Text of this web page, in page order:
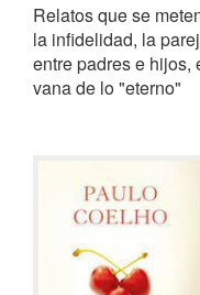
Relatos que se
la infidelidad, la
entre padres e hijos,
vana de lo "eterno"